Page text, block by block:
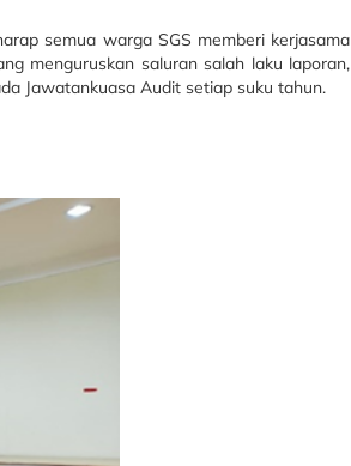
semua warga SGS memberi kerjasama
menguruskan saluran salah laku laporan,
Jawatankuasa Audit setiap suku tahun.